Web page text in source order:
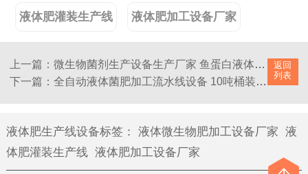
液体肥灌装生产线 液体肥加工设备厂家
返回
列表
上一篇：微生物菌剂生产设备生产厂家 鱼蛋白液体肥生产工艺及设备
下一篇：全自动液体菌肥加工流水线设备 10吨桶装液态肥灌装机设备工厂
液体肥生产线设备标签 ： 液体微生物肥加工设备厂家 液
体肥灌装生产线 液体肥加工设备厂家